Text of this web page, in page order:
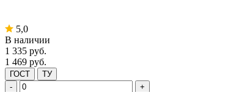
5,0
В наличии
1 335 руб.
1 469 руб.
ГОСТ
ТУ
-
+